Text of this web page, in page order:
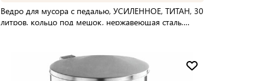
Ведро для мусора с педалью, УСИЛЕННОЕ, ТИТАН, 30
литров, кольцо под мешок, нержавеющая сталь,
Доставка от 2 до 3 дней